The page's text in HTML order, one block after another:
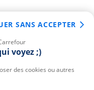
voyez ;)
des cookies ou autres
SANS ACCEPTER